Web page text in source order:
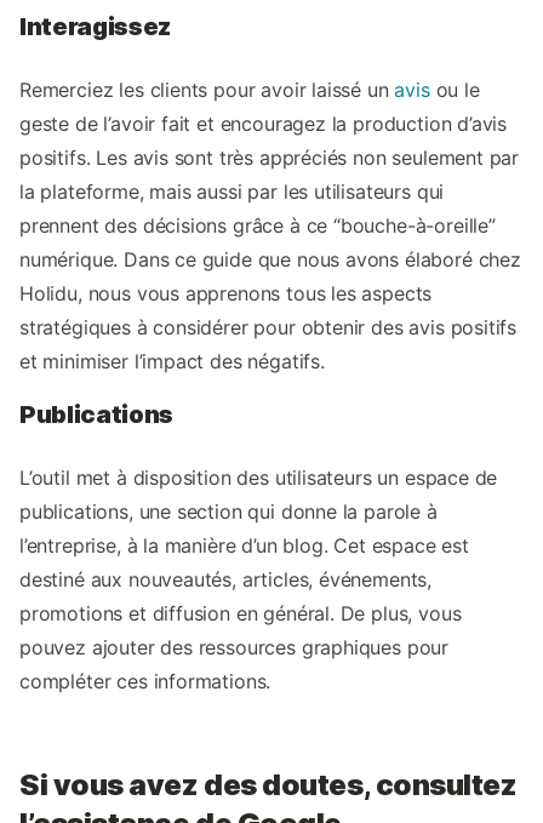
Interagissez
Remerciez les clients pour avoir laissé unavisou le
geste de l’avoir fait et encouragez la production d’avis
positifs. Les avis sont très appréciés non seulement par
la plateforme, mais aussi par les utilisateurs qui
prennent des décisions grâce à ce “bouche-à-oreille”
numérique. Dans ce guide que nous avons élaboré chez
Holidu, nous vous apprenons tous les aspects
stratégiques à considérer pour obtenir des avis positifs
et minimiser l’impact des négatifs.
Publications
L’outil met à disposition des utilisateurs un espace de
publications, une section qui donne la parole à
l’entreprise, à la manière d’un blog. Cet espace est
destiné aux nouveautés, articles, événements,
promotions et diffusion en général. De plus, vous
pouvez ajouter des ressources graphiques pour
compléter ces informations.
Si vous avez des doutes, consultez